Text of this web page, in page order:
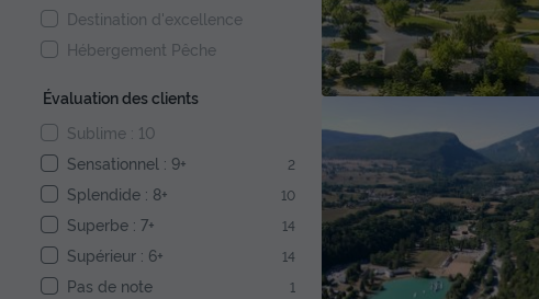
Destination d'excellence
Hébergement Pêche
Évaluation des clients
Sublime : 10
Sensationnel : 9+
2
Splendide : 8+ 10
Superbe : 7+ 14
Supérieur : 6+ 14
Pas de note 1